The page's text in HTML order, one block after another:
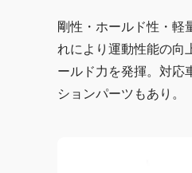
剛性・ホールド性・軽
れにより運動性能の向
ールド力を発揮。対応
ションパーツもあり。